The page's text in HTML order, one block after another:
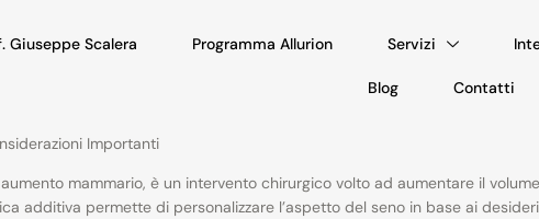
Giuseppe Scalera Programma Allurion Servizi
Blog Contatti
Importanti
mammario, è un intervento chirurgico volto ad aumentare il
additiva permette di personalizzare l’aspetto del seno in base ai